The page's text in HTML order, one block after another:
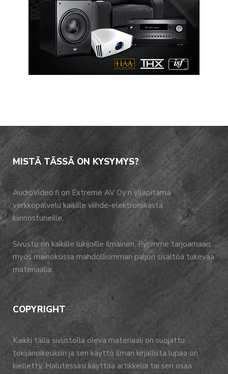
MISTÄ TÄSSÄ ON KYSYMYS?
AudioVideo.fi on Extreme AV Oy:n ylläpitämä
verkkopalvelu kaikille viihde-elektroniikasta
kiinnostuneille.
Sivusto on kaikille lukijoille ilmainen. Pyrimme tarjoamaan
myös mainoksissa mahdollisimman paljon sisältöä tukevaa
materiaalia.
COPYRIGHT
Kaikki tällä sivustolla oleva materiaali on suojattu
tekijänoikeuksin ja sen käyttö ilman kirjallista lupaa on
kielletty. Halutessasi käyttää artikkelia tai sen osaa